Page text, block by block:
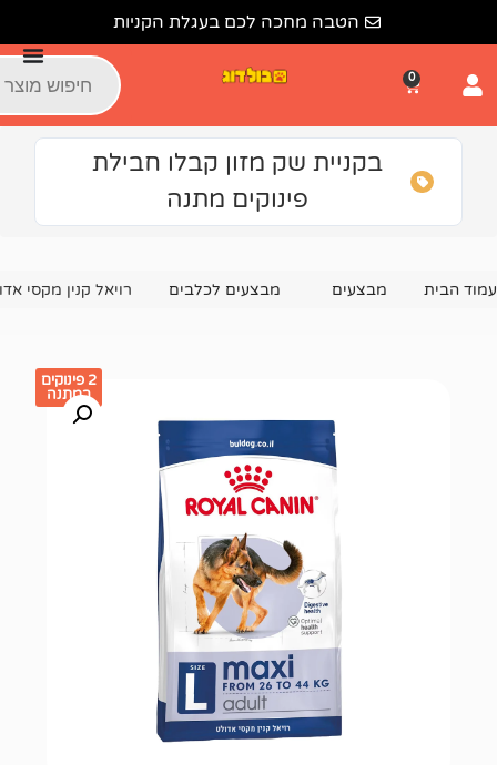
הטבה מחכה לכם בעגלת הקניות
שק מזון קבלו חבילת
פינוקים מתנה
מבצעים לכלבים רויאל קנין מקסי אדולט 15 ק"ג ⋆ SHN תירס